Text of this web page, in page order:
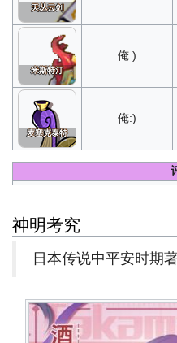
天丛云剑
米斯特汀
俺:)
麦塞克泰特
俺:)
神明考究
日本传说中平安时期
誓